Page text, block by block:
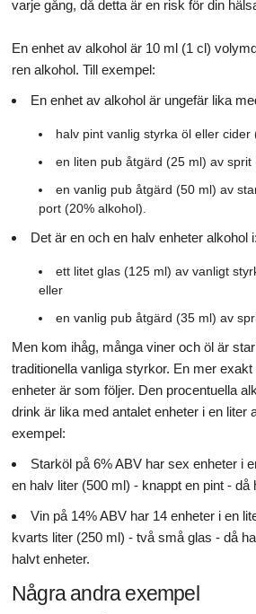
varje gång, då detta är en risk för din
En enhet av alkohol är 10 ml (1 cl)
ren alkohol. Till exempel:
En enhet av alkohol är ungefär lika
halv pint vanlig styrka öl eller cider
en liten pub åtgärd (25 ml) av sprit
en vanlig pub åtgärd (50 ml) av
port (20% alkohol).
Det är en och en halv enheter alkohol i:
ett litet glas (125 ml) av vanligt
eller
en vanlig pub åtgärd (35 ml) av
Men kom ihåg, många viner och öl är
traditionella vanliga styrkor. En mer
enheter är som följer. Den procentuella
drink är lika med antalet enheter i en liter
exempel:
Starköl på 6% ABV har sex enheter i
en halv liter (500 ml) - knappt en pint - då
Vin på 14% ABV har 14 enheter i en
kvarts liter (250 ml) - två små glas - då
halvt enheter.
Några andra exempel